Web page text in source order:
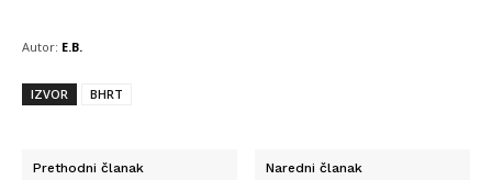
Autor: E.B.
IZVOR BHRT
Prethodni članak Naredni članak